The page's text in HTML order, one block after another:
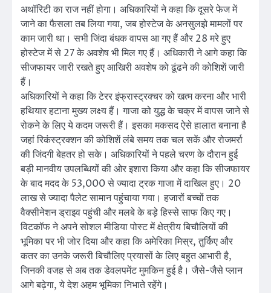
अथॉरिटी का राज नहीं होगा। अधिकारियों ने कहा कि दूसरे फेज में
जाने का फैसला तब लिया गया, जब होस्टेज के अनसुलझे मामलों पर
काम जारी था। सभी जिंदा बंधक वापस आ गए हैं और 28 मरे हुए
होस्टेज में से 27 के अवशेष भी मिल गए हैं। अधिकारी ने आगे कहा कि
सीजफायर जारी रखते हुए आखिरी अवशेष को ढूंढने की कोशिशें जारी
हैं।
अधिकारियों ने कहा कि टेरर इंफ्रास्ट्रक्चर को खत्म करना और भारी
हथियार हटाना मुख्य लक्ष्य हैं। गाजा को युद्ध के चक्र में वापस जाने से
रोकने के लिए ये कदम जरूरी हैं। इसका मकसद ऐसे हालात बनाना है
जहां रिकंस्ट्रक्शन की कोशिशें लंबे समय तक चल सकें और रोजमर्रा
की जिंदगी बेहतर हो सके। अधिकारियों ने पहले चरण के दौरान हुई
बड़ी मानवीय उपलब्धियों की ओर इशारा किया और कहा कि सीजफायर
के बाद मदद के 53,000 से ज्यादा ट्रक गाजा में दाखिल हुए। 20
लाख से ज्यादा पैलेट सामान पहुंचाया गया। हजारों बच्चों तक
वैक्सीनेशन ड्राइव पहुंची और मलबे के बड़े हिस्से साफ किए गए।
विटकॉफ ने अपने सोशल मीडिया पोस्ट में क्षेत्रीय बिचौलियों की
भूमिका पर भी जोर दिया और कहा कि अमेरिका मिस्र, तुर्किए और
कतर का उनके जरूरी बिचौलिए प्रयासों के लिए बहुत आभारी है,
जिनकी वजह से अब तक डेवलपमेंट मुमकिन हुई है। जैसे-जैसे प्लान
आगे बढ़ेगा, ये देश अहम भूमिका निभाते रहेंगे।